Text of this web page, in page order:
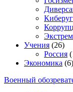
Учения (26)
Россия
Экономика (6)
Военный